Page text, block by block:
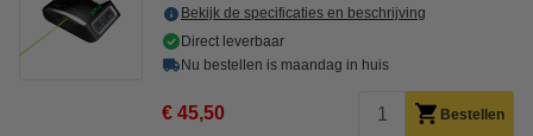
Bekijk de specificaties en beschrijving
Direct leverbaar
Nu bestellen is maandag in huis
€ 45,50 Bestellen